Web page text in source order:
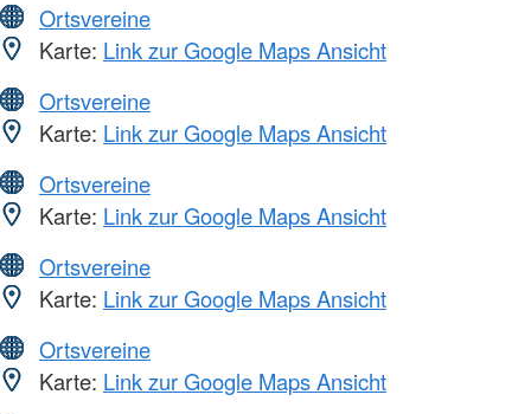
Ortsvereine
Karte: Link zur Google Maps Ansicht
Ortsvereine
Karte: Link zur Google Maps Ansicht
Ortsvereine
Karte: Link zur Google Maps Ansicht
Ortsvereine
Karte: Link zur Google Maps Ansicht
Ortsvereine
Karte: Link zur Google Maps Ansicht